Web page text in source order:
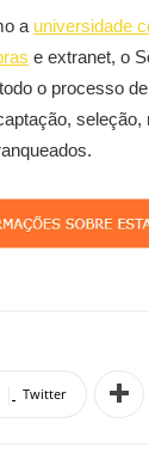
a universidade
e extranet, o
o processo
seleção,
Twitter